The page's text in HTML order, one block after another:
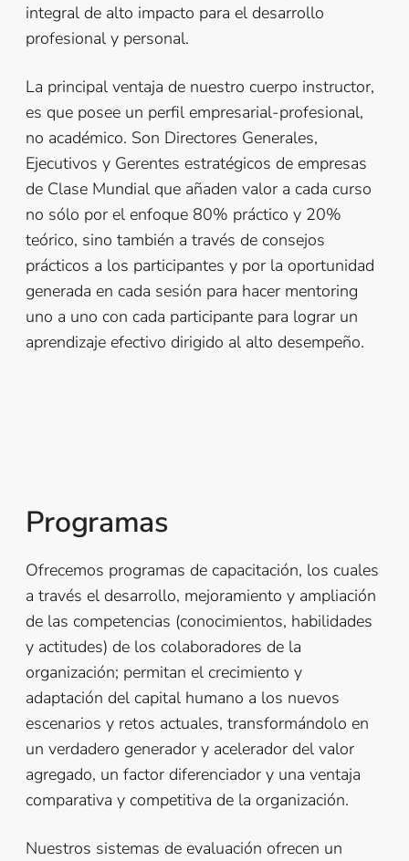
integral de alto impacto para el desarrollo
profesional y personal.
La principal ventaja de nuestro cuerpo instructor,
es que posee un perfil empresarial-profesional,
no académico. Son Directores Generales,
Ejecutivos y Gerentes estratégicos de empresas
de Clase Mundial que añaden valor a cada curso
no sólo por el enfoque 80% práctico y 20%
teórico, sino también a través de consejos
prácticos a los participantes y por la oportunidad
generada en cada sesión para hacer mentoring
uno a uno con cada participante para lograr un
aprendizaje efectivo dirigido al alto desempeño.
Programas
Ofrecemos programas de capacitación, los cuales
a través el desarrollo, mejoramiento y ampliación
de las competencias (conocimientos, habilidades
y actitudes) de los colaboradores de la
organización; permitan el crecimiento y
adaptación del capital humano a los nuevos
escenarios y retos actuales, transformándolo en
un verdadero generador y acelerador del valor
agregado, un factor diferenciador y una ventaja
comparativa y competitiva de la organización.
Nuestros sistemas de evaluación ofrecen un